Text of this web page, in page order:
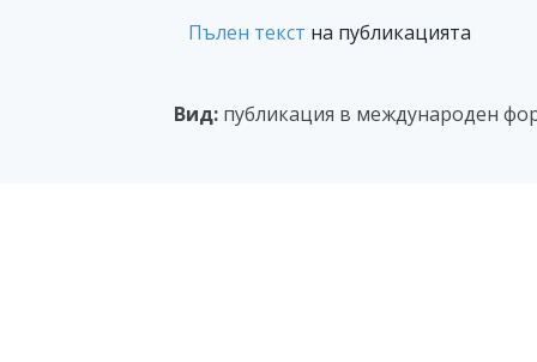
Пълен текст на публикацията
Вид: публикация в международен